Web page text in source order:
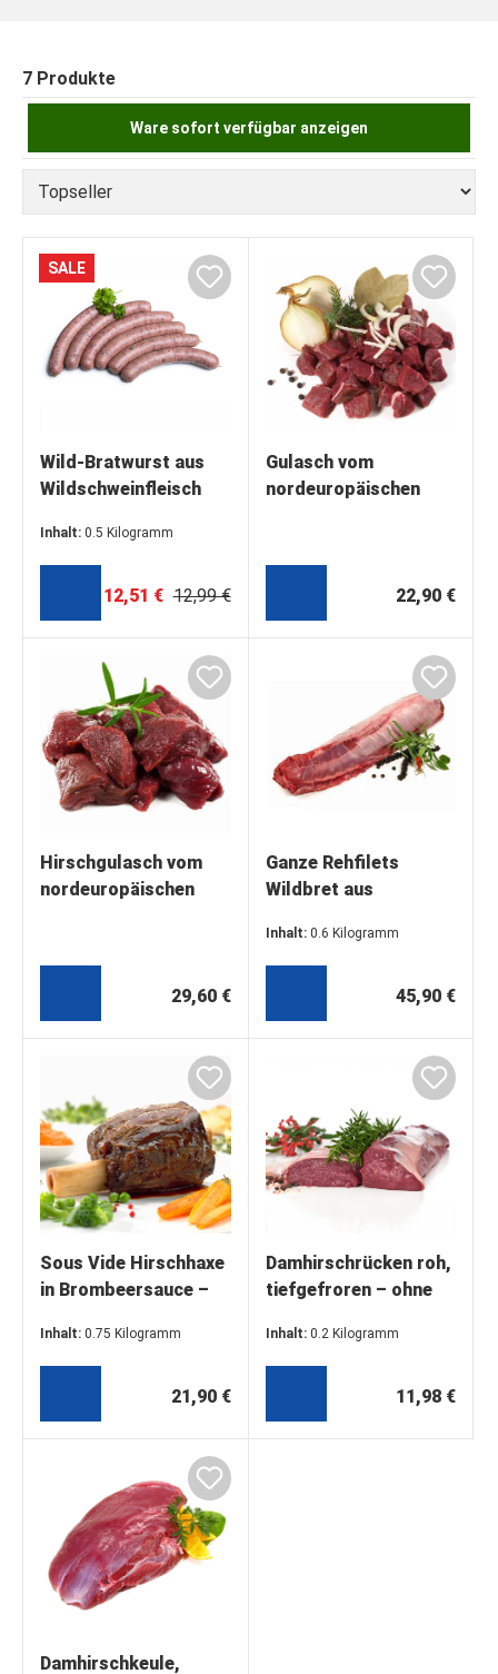
7 Produkte
Ware sofort verfügbar anzeigen
SALE
Wild-Bratwurst aus
Wildschweinfleisch
500g
Inhalt: 0.5 Kilogramm
12,51 € 12,99 €
Gulasch vom
nordeuropäischen
22,90 €
Hirschgulasch vom
nordeuropäischen
29,60 €
Ganze Rehfilets
Wildbret aus
vakuumiert
Inhalt: 0.6 Kilogramm
45,90 €
Sous Vide Hirschhaxe
in Brombeersauce –
Extraklasse
Inhalt: 0.75 Kilogramm
21,90 €
Damhirschrücken roh,
tiefgefroren – ohne
Inhalt: 0.2 Kilogramm
11,98 €
Damhirschkeule,